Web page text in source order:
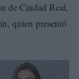
de Ciudad Real,
quien presentó